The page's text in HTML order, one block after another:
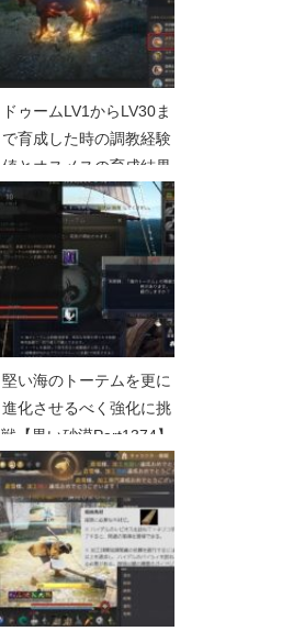
ドゥームLV1からLV30ま
で育成した時の調教経験
値とオスメスの育成結果
の差【黒い砂漠
Part4399】
堅い海のトーテムを更に
進化させるべく強化に挑
戦【黒い砂漠Part1374】